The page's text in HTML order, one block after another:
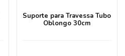
Suporte para Travessa Tubo
Oblongo 30cm